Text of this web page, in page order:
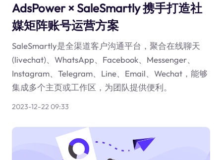
AdsPower × SaleSmartly 携手打造社
媒矩阵账号运营方案
SaleSmartly是全渠道客户沟通平台，聚合在线聊天
(livechat)、WhatsApp、Facebook、Messenger、
Instagram、Telegram、Line、Email、Wechat，能够
集成多个主页或工作区，为团队提供便利。
2023-12-22 09:33